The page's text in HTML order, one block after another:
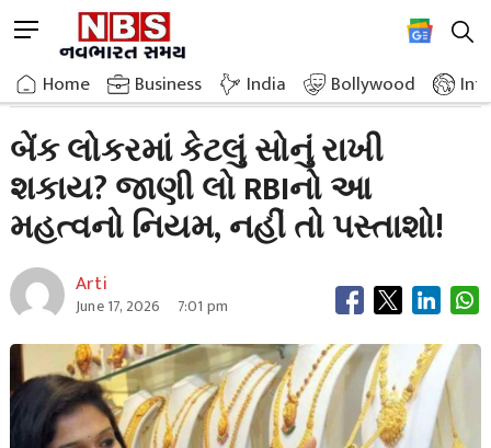
to
content
M
n
u
u
t
o
Home Business India Bollywood
Home»Breaking News»How Much Gold Can Be Kept In A Bank Locker
બેંક લોકરમાં કેટલું સોનું રાખી
શકાય? જાણી લો RBIનો આ
મહત્વનો નિયમ, નહીં તો પસ્તાશો!
Arti
June 17, 2026 7:01 pm